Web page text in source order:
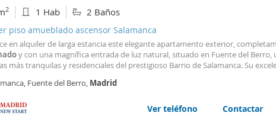
2 1 Hab 2 Baños
piso amueblado ascensor Salamanca
en alquiler de larga estancia este elegante apartamento exterior,
y con una magnífica entrada de luz natural, situado en Fuente del Berro,
más tranquilas y residenciales del prestigioso Barrio de Salamanca. Su
restaurantes y excelentes
Fuente del Berro, Madrid
Ver teléfono Contactar